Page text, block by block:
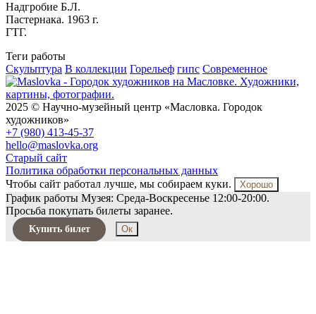
Надгробие Б.Л.
Пастернака. 1963 г.
ГТГ.
Теги работы
Скульптура В коллекции Горельеф гипс Современное
2025 © Научно-музейный центр «Масловка. Городок
художников»
+7 (980) 413-45-37
hello@maslovka.org
Старый сайт
Политика обработки персональных данных
Чтобы сайт работал лучше, мы собираем куки.
Хорошо
График работы Музея: Среда-Воскресенье 12:00-20:00.
Просьба покупать билеты заранее.
Купить билет Ок